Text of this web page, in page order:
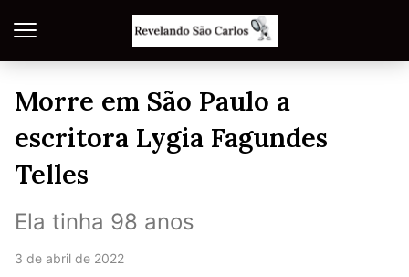
Morre em São Paulo a
escritora Lygia Fagundes
Telles
Ela tinha 98 anos
3 de abril de 2022